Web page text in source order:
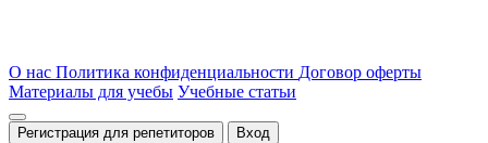
О нас Политика конфиденциальности Договор оферты
Материалы для учебы Учебные статьи
Регистрация для репетиторов Вход